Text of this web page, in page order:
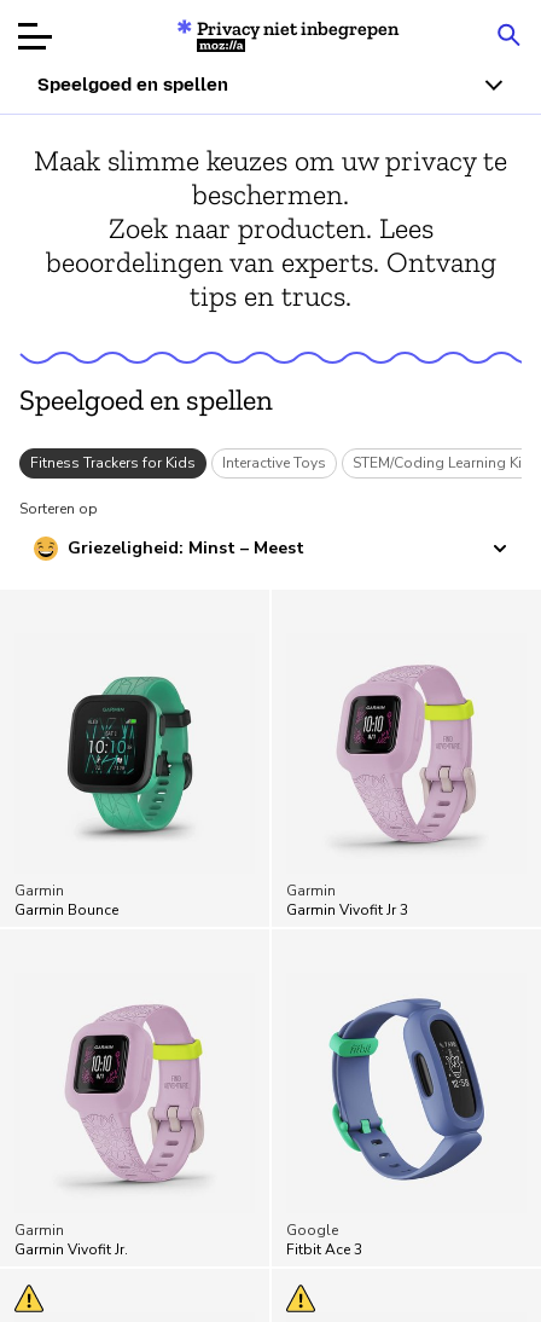
Productbeoordelingen
Articles
Over
Doneren
Privacy niet inbegrepen
Mozilla
Speelgoed en spellen
Maak slimme keuzes om uw privacy te
beschermen.
Zoek naar producten. Lees
beoordelingen van experts. Ontvang
tips en trucs.
Speelgoed en spellen
Fitness Trackers for Kids Interactive Toys STEM/Coding Learning Kits
Sorteren op
Griezeligheid: Minst – Meest
Garmin
Garmin Bounce
Garmin
Garmin Vivofit Jr 3
Garmin
Garmin Vivofit Jr.
Google
Fitbit Ace 3